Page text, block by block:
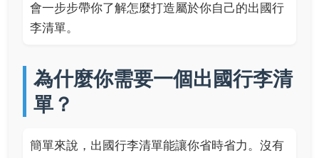
會一步步帶你了解怎麼打造屬於你自己的出國行
李清單。
為什麼你需要一個出國行李清
單？
簡單來說，出國行李清單能讓你省時省力。沒有